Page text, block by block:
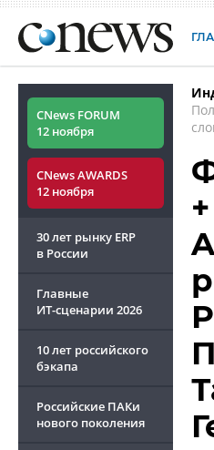
CNews FORUM
12 ноября
CNews AWARDS
12 ноября
30 лет рынку ERP
в России
Главные
ИТ-сценарии 2026
10 лет российского
бэкапа
Российские ПАКи
нового поколения
+